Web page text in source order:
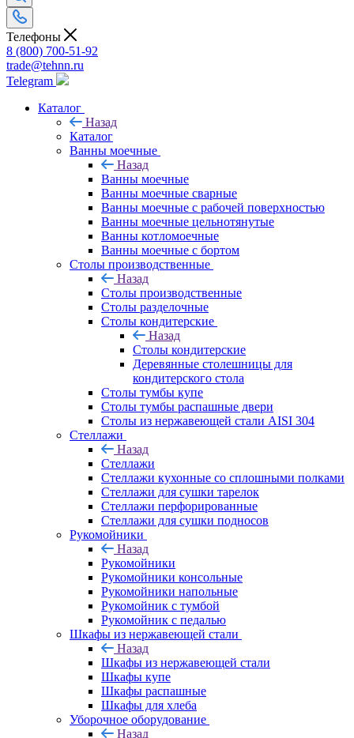
Телефоны
8 (800) 700-51-92
trade@tehnn.ru
Telegram
Каталог
Назад
Каталог
Ванны моечные
Назад
Ванны моечные
Ванны моечные сварные
Ванны моечные с рабочей поверхностью
Ванны моечные цельнотянутые
Ванны котломоечные
Ванны моечные с бортом
Столы производственные
Назад
Столы производственные
Столы разделочные
Столы кондитерские
Назад
Столы кондитерские
Деревянные столешницы для
кондитерского стола
Столы тумбы купе
Столы тумбы распашные двери
Столы из нержавеющей стали AISI 304
Стеллажи
Назад
Стеллажи
Стеллажи кухонные со сплошными полками
Стеллажи для сушки тарелок
Стеллажи перфорированные
Стеллажи для сушки подносов
Рукомойники
Назад
Рукомойники
Рукомойники консольные
Рукомойники напольные
Рукомойник с тумбой
Рукомойник с педалью
Шкафы из нержавеющей стали
Назад
Шкафы из нержавеющей стали
Шкафы купе
Шкафы распашные
Шкафы для хлеба
Уборочное оборудование
Назад